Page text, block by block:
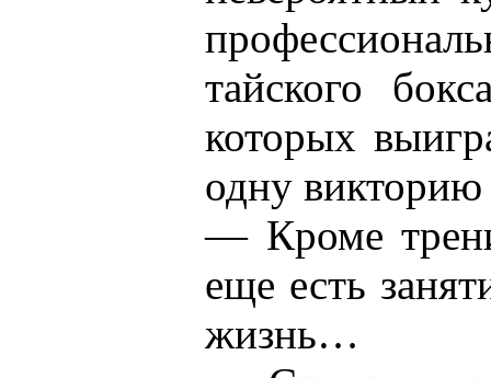
тайского
которых
одну викторию
— Кроме
еще есть
жизнь…